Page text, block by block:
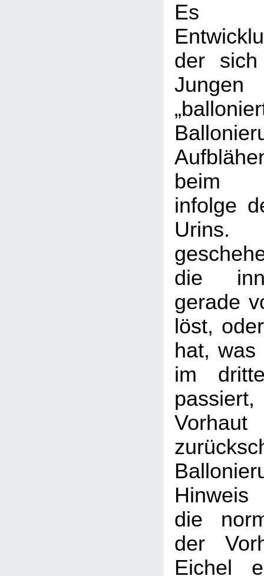
Es
der
beim
infolge
Urins.
die
gerade
löst,
hat, was
im
die
der
Eichel